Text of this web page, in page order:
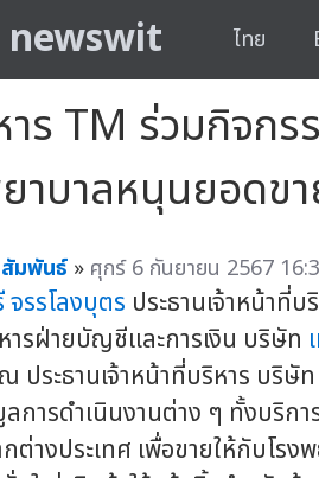
newswit ไทย
ร TM ร่วมกิจก
าบาลหนุนยอดขา
สัมพันธ์ » ศุกร์ 6 กันยายน 2567
รรโลงบุตร ประธานเจ้าหน้าที่บ
ารฝ่ายบัญชีและการเงิน บริษัท
ระธานเจ้าหน้าที่บริหาร บริษัท
การดำเนินงานต่าง ๆ ทั้งบริก
ต่างประเทศ เพื่อขายให้กับโร